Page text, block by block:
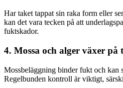
Har taket tappat sin raka form eller
kan det vara tecken på att
fuktskador.
4. Mossa och alger växer på
Mossbeläggning binder fukt och kan
Regelbunden kontroll är viktigt,